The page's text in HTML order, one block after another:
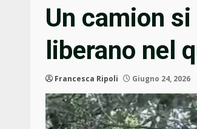
Un camion
liberano nel
Francesca Ripoli Giugno 24, 2026